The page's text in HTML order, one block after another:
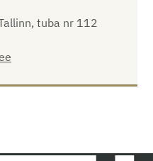
tuba nr 112